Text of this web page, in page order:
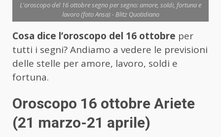
L'oroscopo del 16 ottobre segno per segno: amore, soldi, fortuna e
lavoro (foto Ansa) - Blitz Quotidiano
Cosa dice l’oroscopo del 16 ottobre per
tutti i segni? Andiamo a vedere le previsioni
delle stelle per amore, lavoro, soldi e
fortuna.
Oroscopo 16 ottobre Ariete
(21 marzo-21 aprile)